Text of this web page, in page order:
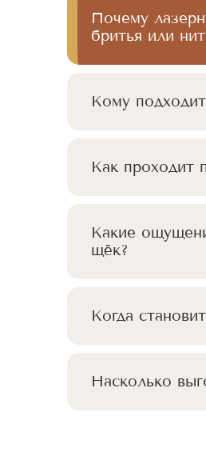
Почему
бритья или
Кому
Как проходит
Какие
щёк?
Когда
Насколько